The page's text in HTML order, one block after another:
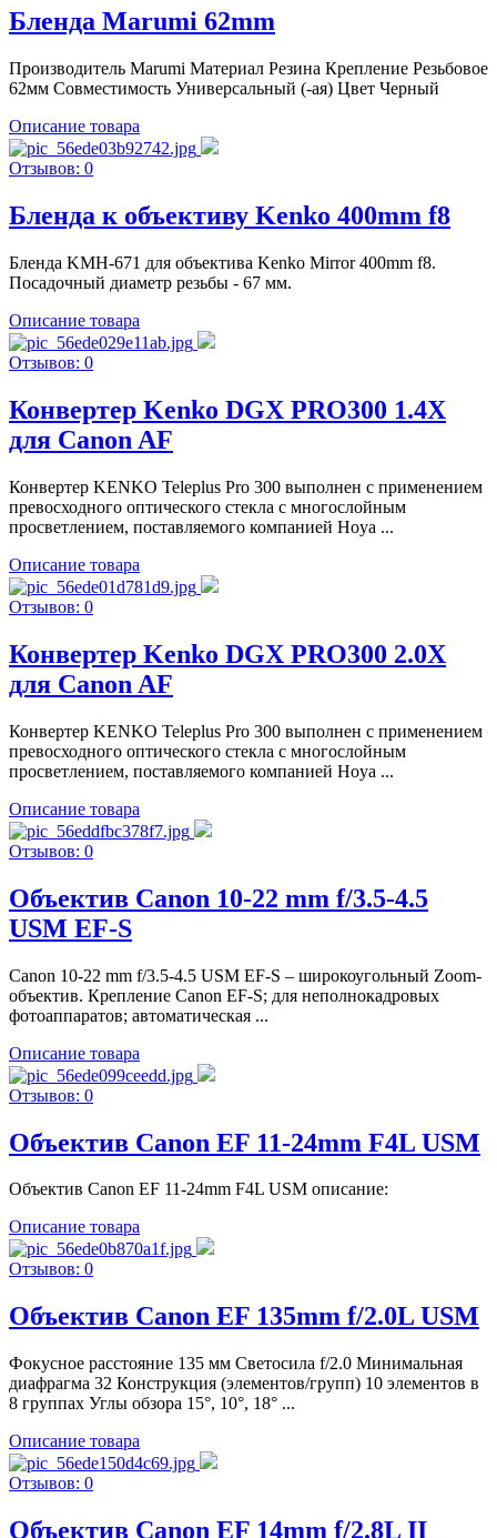
Бленда Marumi 62mm
Производитель Marumi Материал Резина Крепление Резьбовое
62мм Совместимость Универсальный (-ая) Цвет Черный
Описание товара
Отзывов: 0
Бленда к объективу Kenko 400mm f8
Бленда KMH-671 для объектива Kenko Mirror 400mm f8.
Посадочный диаметр резьбы - 67 мм.
Описание товара
Отзывов: 0
Конвертер Kenko DGX PRO300 1.4X
для Canon AF
Конвертер KENKO Teleplus Pro 300 выполнен с применением
превосходного оптического стекла с многослойным
просветлением, поставляемого компанией Hoya ...
Описание товара
Отзывов: 0
Конвертер Kenko DGX PRO300 2.0X
для Canon AF
Конвертер KENKO Teleplus Pro 300 выполнен с применением
превосходного оптического стекла с многослойным
просветлением, поставляемого компанией Hoya ...
Описание товара
Отзывов: 0
Объектив Canon 10-22 mm f/3.5-4.5
USM EF-S
Canon 10-22 mm f/3.5-4.5 USM EF-S – широкоугольный Zoom-
объектив. Крепление Canon EF-S; для неполнокадровых
фотоаппаратов; автоматическая ...
Описание товара
Отзывов: 0
Объектив Canon EF 11-24mm F4L USM
Объектив Canon EF 11-24mm F4L USM описание:
Описание товара
Отзывов: 0
Объектив Canon EF 135mm f/2.0L USM
Фокусное расстояние 135 мм Светосила f/2.0 Минимальная
диафрагма 32 Конструкция (элементов/групп) 10 элементов в
8 группах Углы обзора 15°, 10°, 18° ...
Описание товара
Отзывов: 0
Объектив Canon EF 14mm f/2.8L II